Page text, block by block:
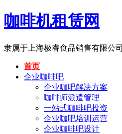
咖啡机租赁网
隶属于上海极睿食品销售有限公司
首页
企业咖啡吧
企业咖吧解决方案
咖啡师派遣管理
一站式咖啡吧投资
企业咖吧培训运营
企业咖啡吧设计